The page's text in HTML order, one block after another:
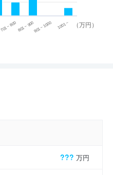
（万円）
701 ~ 800801 ~ 900901 ~ 1000 1001 ~
??? 万円